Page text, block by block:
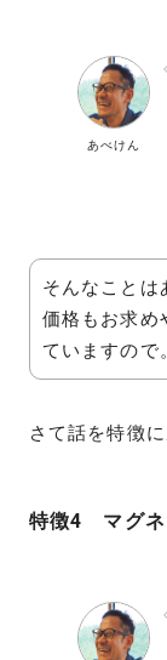
あべけん
そんなことは
価格もお求め
ていますので。
さて話を特徴に
特徴4 マグネ